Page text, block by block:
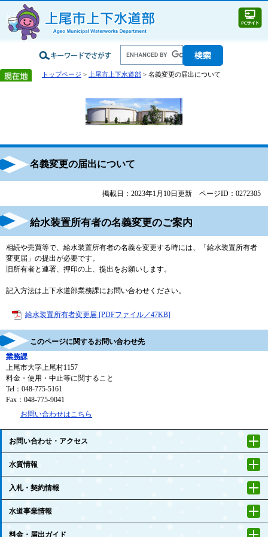
トップページ > 上尾市上下水道部 > 名義変更の届出について
名義変更の届出について
掲載日：2023年1月10日更新 ページID：0272305
給水装置所有者の名義変更のご案内
相続や売買等で、給水装置所有者の名義を変更する時には、「給水装置所有者
変更届」の提出が必要です。
旧所有者と連署、押印の上、提出をお願いします。
記入方法は上下水道部業務課にお問い合わせください。
給水装置所有者変更届 [PDFファイル／47KB]
このページに関するお問い合わせ先
業務課
上尾市大字上尾村1157
料金・使用・中止等に関すること
Tel：048-775-5161
Fax：048-775-9041
お問い合わせはこちら
お問い合わせ・アクセス
水質情報
入札・契約情報
水道事業情報
料金・届出ガイド